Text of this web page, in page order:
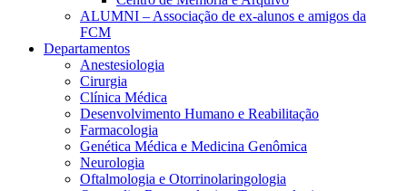
ALUMNI – Associação de ex-alunos e amigos da
FCM
Departamentos
Anestesiologia
Cirurgia
Clínica Médica
Desenvolvimento Humano e Reabilitação
Farmacologia
Genética Médica e Medicina Genômica
Neurologia
Oftalmologia e Otorrinolaringologia